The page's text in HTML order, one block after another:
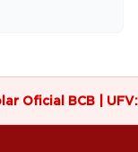
Oficial BCB |